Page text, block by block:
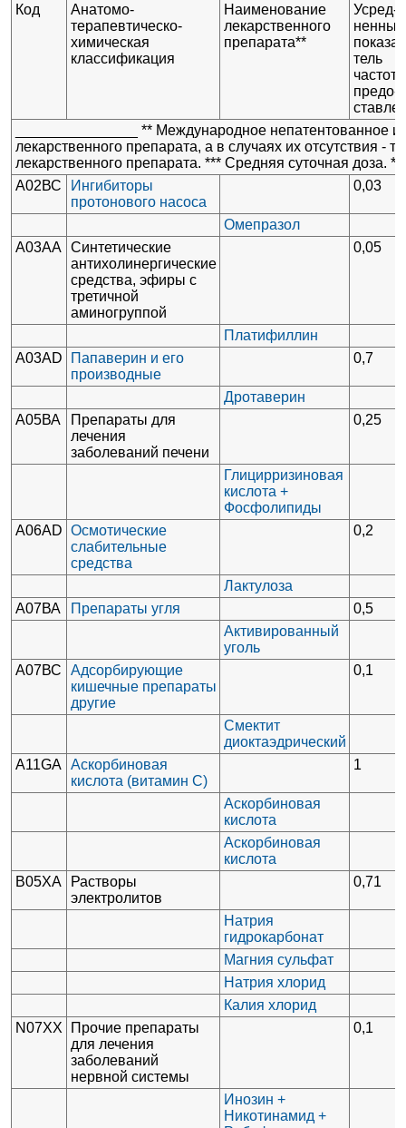
Код
Анатомо-
терапевтическо-
химическая
классификация
Наименование
лекарственного
препарата**
Усред-
ненный
показа-
тель
предо-
_______________ ** Международное непатентованное
лекарственного препарата, а в случаях их отсутствия -
лекарственного препарата. *** Средняя суточная доза.
А02ВС
Ингибиторы
протонового насоса
0,03
Омепразол
А03АА
Синтетические
антихолинергические
средства, эфиры с
третичной
аминогруппой
0,05
Платифиллин
A03AD
Папаверин и его
производные
0,7
Дротаверин
А05ВА
Препараты для
лечения
заболеваний печени
0,25
Глицирризиновая
кислота +
Фосфолипиды
A06AD Осмотические
слабительные
средства
0,2
Лактулоза
А07ВА
Препараты угля
0,5
Активированный
уголь
А07ВС
Адсорбирующие
кишечные препараты
другие
0,1
Смектит
диоктаэдрический
A11GA
Аскорбиновая
кислота (витамин С)
1
Аскорбиновая
кислота
Аскорбиновая
кислота
В05ХА
Растворы
электролитов
0,71
Натрия
гидрокарбонат
Магния сульфат
Натрия хлорид
Калия хлорид
N07XX
Прочие препараты
для лечения
заболеваний
нервной системы
0,1
Инозин +
Никотинамид +